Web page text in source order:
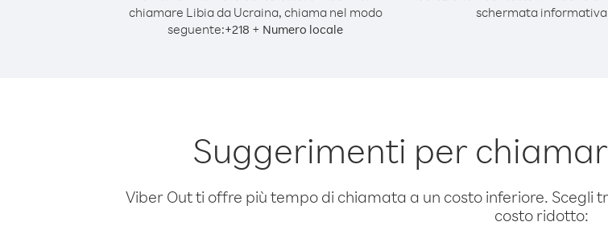
chiamare Libia da Ucraina, chiama nel modo
seguente:+218 + Numero locale
schermata informativa
Suggerimenti per
Viber Out ti offre più tempo di chiamata a un costo inferiore. Scegli
costo ridotto: